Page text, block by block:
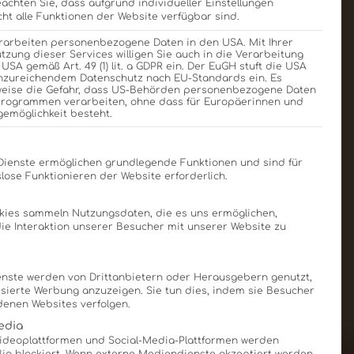
Sie uns von Ihrem
wer weiß: Vielleicht
Sie, dass aufgrund individueller Einstellungen
alle Funktionen der Website verfügbar sind.
personenbezogene Daten in den USA. Mit Ihrer
dieser Services willigen Sie auch in die Verarbeitung
gemäß Art. 49 (1) lit. a GDPR ein. Der EuGH stuft die USA
Datenschutz nach EU-Standards ein. Es
die Gefahr, dass US-Behörden personenbezogene Daten
verarbeiten, ohne dass für Europäerinnen und
besteht.
der Service-Gruppen, für die eine Einwilligung
ermöglichen grundlegende Funktionen und sind für
Funktionieren der Website erforderlich.
sammeln Nutzungsdaten, die es uns ermöglichen,
Interaktion unserer Besucher mit unserer Website zu
werden von Drittanbietern oder Herausgebern genutzt,
Werbung anzuzeigen. Sie tun dies, indem sie Besucher
Websites verfolgen.
und Social-Media-Plattformen werden